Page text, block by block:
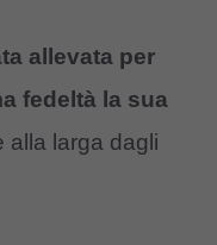
allevata per
fedeltà la sua
alla larga dagli